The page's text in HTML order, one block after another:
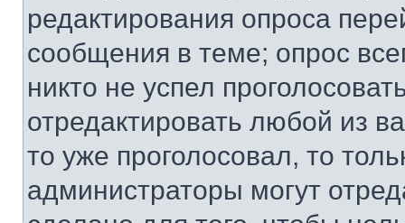
редактирования опроса
сообщения в теме; опрос
никто не успел
отредактировать любой из
то уже проголосовал, то
администраторы могут